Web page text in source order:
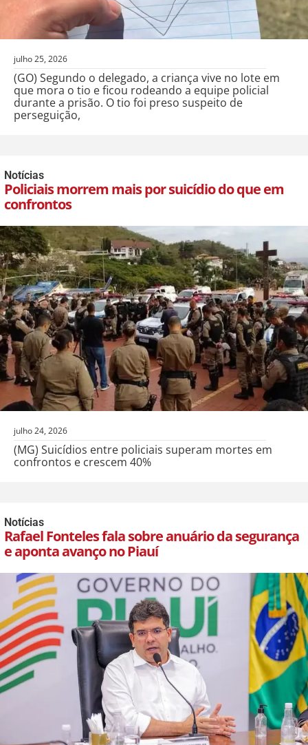
julho 25, 2026
(GO) Segundo o delegado, a criança vive no lote em
que mora o tio e ficou rodeando a equipe policial
durante a prisão. O tio foi preso suspeito de
perseguição,
Notícias
Policiais morrem mais por suicídio do que em
confrontos
julho 24, 2026
(MG) Suicídios entre policiais superam mortes em
confrontos e crescem 40%
Notícias
Rafael Fonteles fala sobre anuário da segurança
e aponta avanço no Piauí